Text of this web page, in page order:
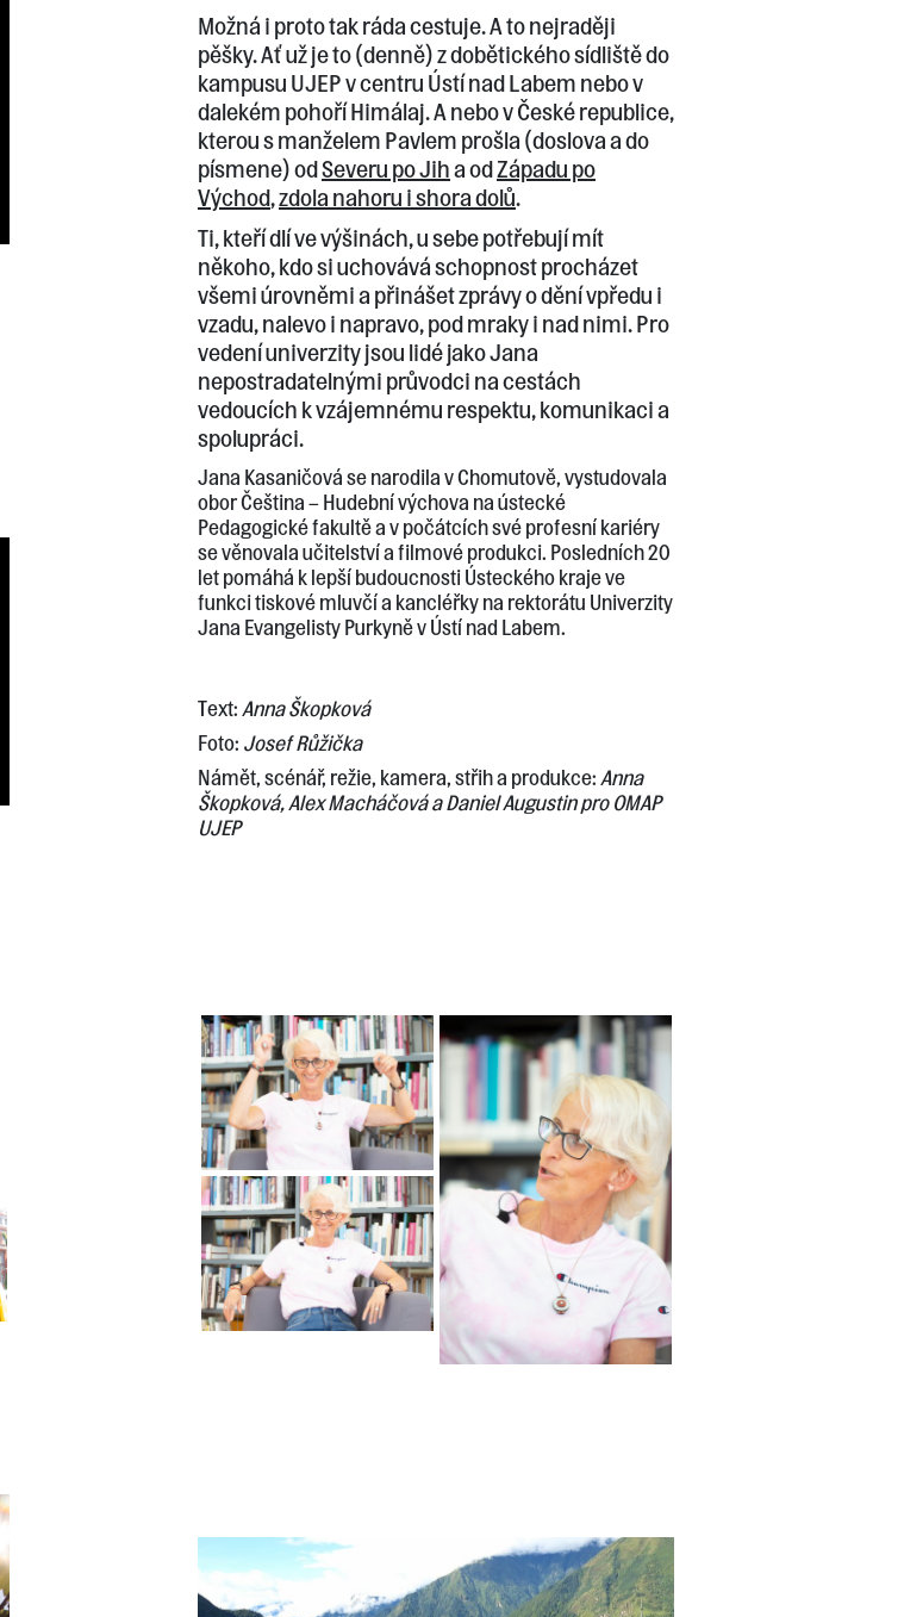
Možná i proto tak ráda cestuje. A to nejraději
pěšky. Ať už je to (denně) z dobětického sídliště do
kampusu UJEP v centru Ústí nad Labem nebo v
dalekém pohoří Himálaj. A nebo v České republice,
kterou s manželem Pavlem prošla (doslova a do
písmene) odSeveru po Jiha odZápadu po
Východ,zdola nahoru i shora dolů.
Ti, kteří dlí ve výšinách, u sebe potřebují mít
někoho, kdo si uchovává schopnost procházet
všemi úrovněmi a přinášet zprávy o dění vpředu i
vzadu, nalevo i napravo, pod mraky i nad nimi. Pro
vedení univerzity jsou lidé jako Jana
nepostradatelnými průvodci na cestách
vedoucích k vzájemnému respektu, komunikaci a
spolupráci.
Jana Kasaničová se narodila v Chomutově, vystudovala
obor Čeština – Hudební výchova na ústecké
Pedagogické fakultě a v počátcích své profesní kariéry
se věnovala učitelství a filmové produkci. Posledních 20
let pomáhá k lepší budoucnosti Ústeckého kraje ve
funkci tiskové mluvčí a kancléřky na rektorátu Univerzity
Jana Evangelisty Purkyně v Ústí nad Labem.
Text: Anna Škopková
Foto: Josef Růžička
Námět, scénář, režie, kamera, střih a produkce: Anna
Škopková, Alex Macháčová a Daniel Augustin pro OMAP
UJEP